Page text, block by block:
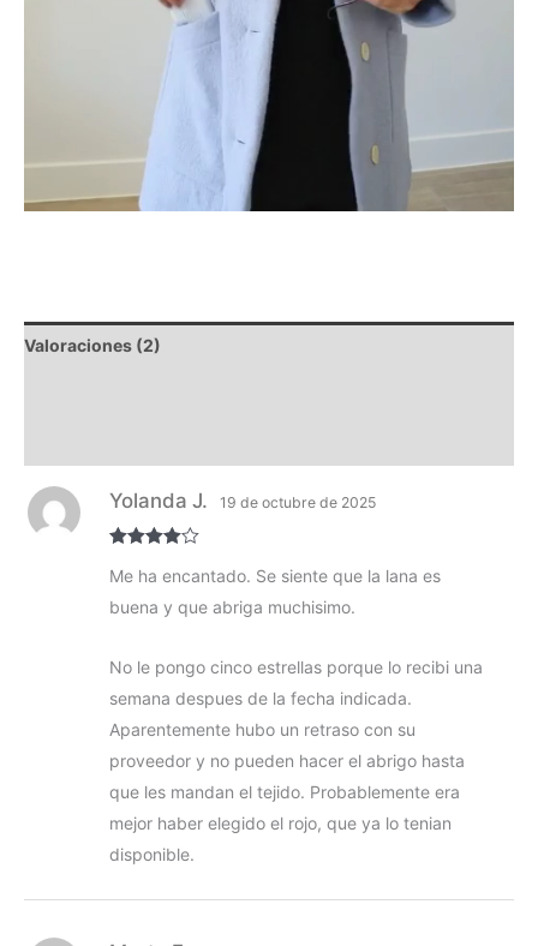
Valoraciones (2)
con 4de 5
Yolanda J. 19 de octubre de 2025
Me ha encantado. Se siente que la lana es
buena y que abriga muchisimo.
No le pongo cinco estrellas porque lo recibi una
semana despues de la fecha indicada.
Aparentemente hubo un retraso con su
proveedor y no pueden hacer el abrigo hasta
que les mandan el tejido. Probablemente era
mejor haber elegido el rojo, que ya lo tenian
disponible.